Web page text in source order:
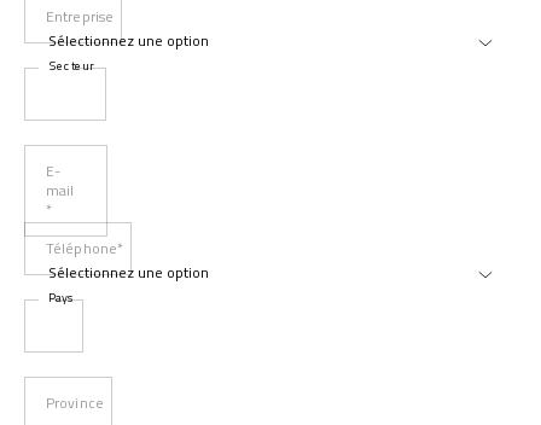
Entreprise
Secteur
E-
mail
*
Téléphone*
Pays
Province